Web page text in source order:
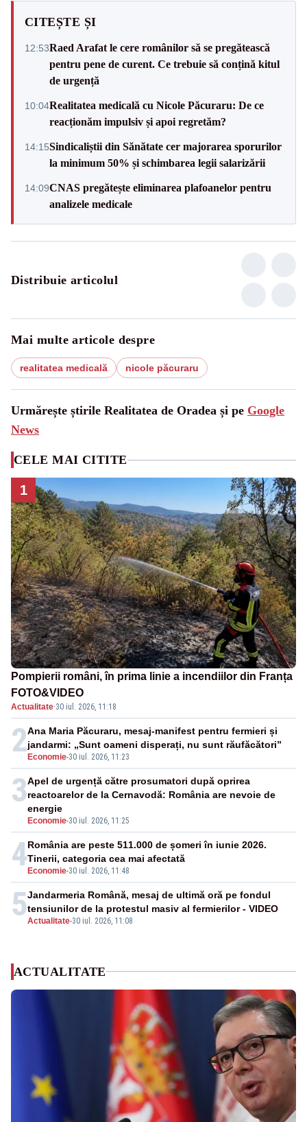
CITEȘTE ȘI
12:53Raed Arafat le cere românilor să se pregătească
pentru pene de curent. Ce trebuie să conțină kitul
de urgență
10:04Realitatea medicală cu Nicole Păcuraru: De ce
reacționăm impulsiv și apoi regretăm?
14:15Sindicaliștii din Sănătate cer majorarea sporurilor
la minimum 50% și schimbarea legii salarizării
14:09CNAS pregătește eliminarea plafoanelor pentru
analizele medicale
Distribuie articolul
Mai multe articole despre
realitatea medicală nicole păcuraru
Urmărește știrile Realitatea de Oradea și pe Google
News
CELE MAI CITITE
1
Pompierii români, în prima linie a incendiilor din Franța
FOTO&VIDEO
Actualitate·30 iul. 2026, 11:18
2Economie-30 iul. 2026, 11:23
Ana Maria Păcuraru, mesaj-manifest pentru fermieri și
jandarmi: „Sunt oameni disperați, nu sunt răufăcători”
3
Economie-30 iul. 2026, 11:25
Apel de urgență către prosumatori după oprirea
reactoarelor de la Cernavodă: România are nevoie de
energie
4Economie-30 iul. 2026, 11:48
România are peste 511.000 de șomeri în iunie 2026.
Tinerii, categoria cea mai afectată
5Actualitate-30 iul. 2026, 11:08
Jandarmeria Română, mesaj de ultimă oră pe fondul
tensiunilor de la protestul masiv al fermierilor - VIDEO
ACTUALITATE